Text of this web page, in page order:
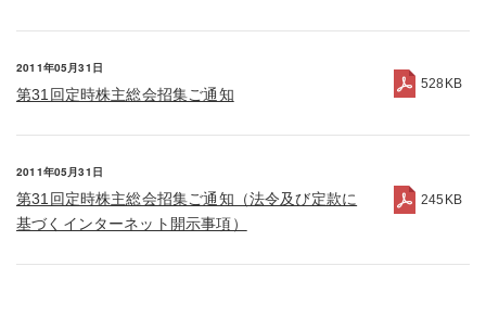
2011年05月31日
第31回定時株主総会招集ご通知
528KB
2011年05月31日
第31回定時株主総会招集ご通知（法令及び定款に
基づくインターネット開示事項）
245KB